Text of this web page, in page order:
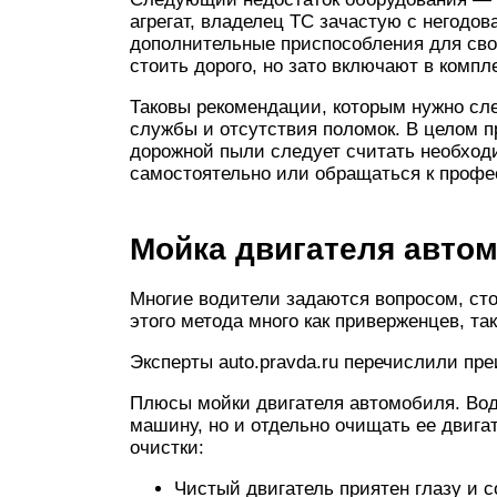
агрегат, владелец ТС зачастую с
дополнительные приспособления для
стоить дорого, но зато включают в
Таковы рекомендации, которым нужно
службы и отсутствия поломок. В целом
дорожной пыли следует считать
самостоятельно или обращаться к
Мойка двигателя
Многие водители задаются вопросом,
этого метода много как приверженцев,
Эксперты auto.pravda.ru перечислили
Плюсы мойки двигателя автомобиля.
машину, но и отдельно очищать ее
очистки:
Чистый двигатель приятен глазу и